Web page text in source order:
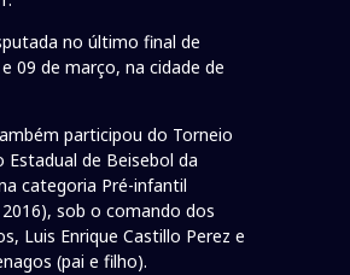
no último final de
09 de março, na cidade de
participou do Torneio
Estadual de Beisebol da
categoria Pré-infantil
sob o comando dos
Luis Enrique Castillo Perez e
(pai e filho).